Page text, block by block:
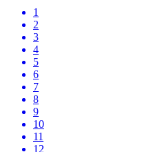
1
2
3
4
5
6
7
8
9
10
11
12